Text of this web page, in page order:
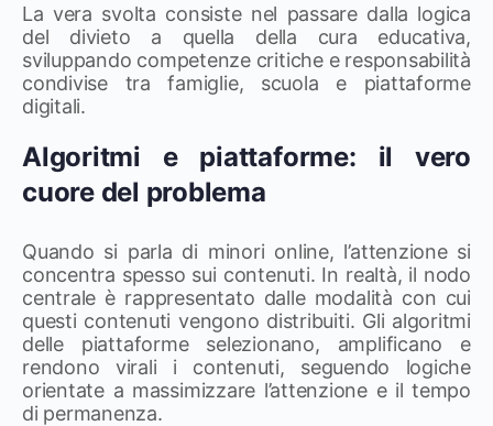
La vera svolta consiste nel passare dalla logica
del divieto a quella della cura educativa,
sviluppando competenze critiche e responsabilità
condivise tra famiglie, scuola e piattaforme
digitali.
Algoritmi e piattaforme: il vero
cuore del problema
Quando si parla di minori online, l’attenzione si
concentra spesso sui contenuti. In realtà, il nodo
centrale è rappresentato dalle modalità con cui
questi contenuti vengono distribuiti. Gli algoritmi
delle piattaforme selezionano, amplificano e
rendono virali i contenuti, seguendo logiche
orientate a massimizzare l’attenzione e il tempo
di permanenza.